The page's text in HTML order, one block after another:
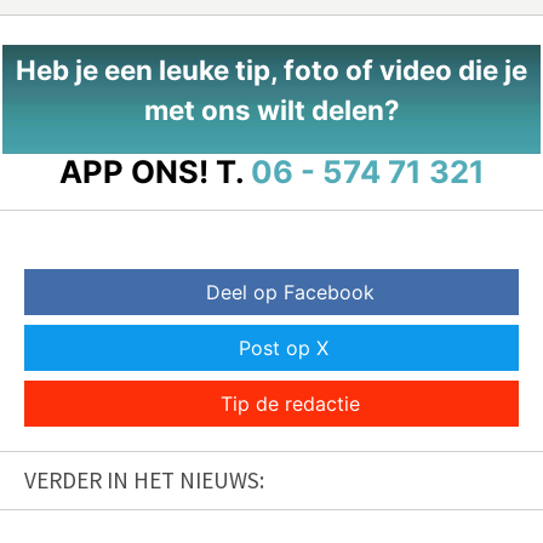
Heb je een leuke tip, foto of video die je
met ons wilt delen?
APP ONS! T. 06 - 574 71 321
Deel op Facebook
Post op X
Tip de redactie
VERDER IN HET NIEUWS: